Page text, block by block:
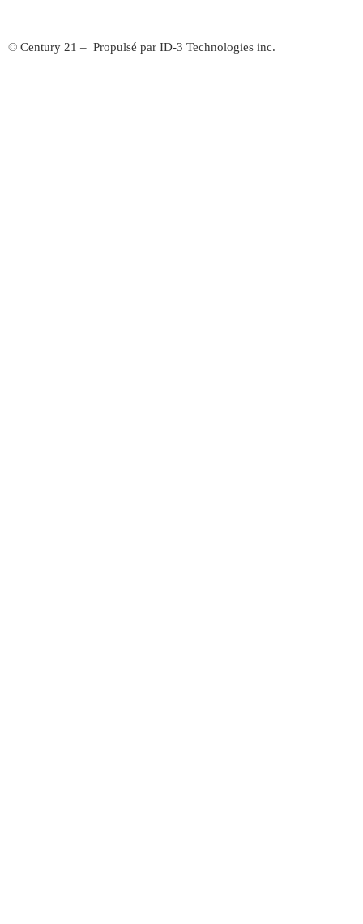
© Century 21 – Propulsé par ID-3 Technologies inc.